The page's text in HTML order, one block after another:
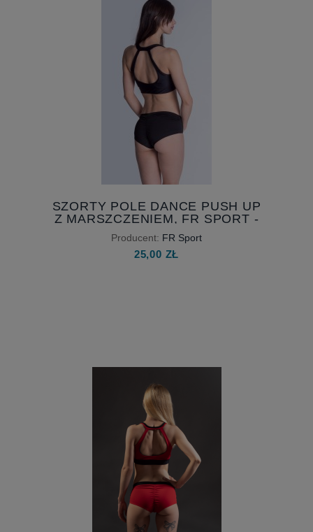
SZORTY POLE DANCE PUSH UP
Z MARSZCZENIEM, FR SPORT -
RÓŻNE KOLORY
Producent: FR Sport
25,00 ZŁ